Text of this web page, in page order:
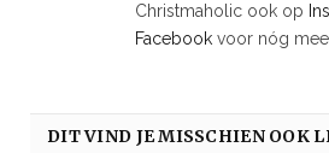
Christmaholic ook op
Facebook voor nóg
DIT VIND JE MISSCHIEN OOK